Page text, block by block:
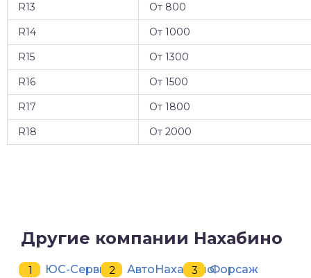
R13
От 800
R14
От 1000
R15
От 1300
R16
От 1500
R17
От 1800
R18
От 2000
Другие компании Нахабино
ЮС-Сервис АвтоНахабиноФорсаж